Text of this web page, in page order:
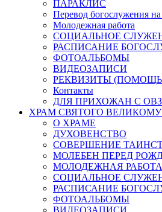
ПАРАКЛИС
Перевод богослужения
Молодежная работа
СОЦИАЛЬНОЕ
РАСПИСАНИЕ
ФОТОАЛЬБОМЫ
ВИДЕОЗАПИСИ
РЕКВИЗИТЫ
Контакты
ДЛЯ ПРИХОЖАН С ОВЗ
ХРАМ СВЯТОГО
О ХРАМЕ
ДУХОВЕНСТВО
СОВЕРШЕНИЕ
МОЛЕБЕН ПЕРЕД
МОЛОДЕЖНАЯ РАБОТА
СОЦИАЛЬНОЕ
РАСПИСАНИЕ
ФОТОАЛЬБОМЫ